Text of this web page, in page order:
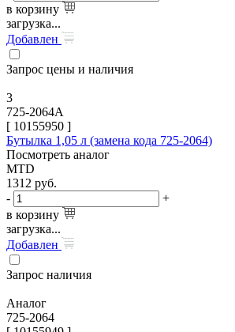
в корзину
загрузка...
Добавлен
Запрос цены и наличия
3
725-2064A
[ 10155950 ]
Бутылка 1,05 л (замена кода 725-2064)
Посмотреть аналог
MTD
1312 руб.
-
+
в корзину
загрузка...
Добавлен
Запрос наличия
Аналог
725-2064